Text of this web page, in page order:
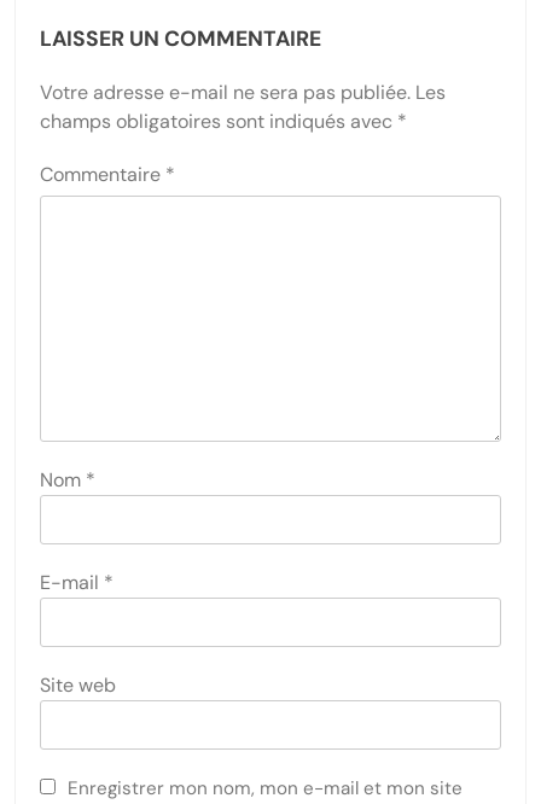
LAISSER UN COMMENTAIRE
Votre adresse e-mail ne sera pas publiée. Les
champs obligatoires sont indiqués avec *
Commentaire *
Nom *
E-mail *
Site web
Enregistrer mon nom, mon e-mail et mon site